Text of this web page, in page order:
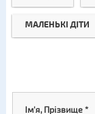
МАЛЕНЬКІ ДІТИ
Ім'я, Прізвище*